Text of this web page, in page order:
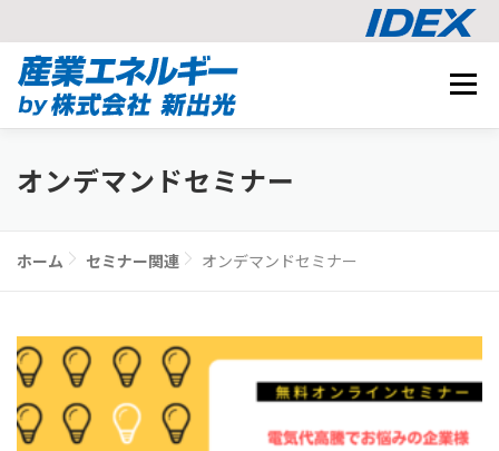
メニ
BUSINESS
導入事例
KNOWLEDGE
相談する
オンデマンドセミナー
ホーム セミナー関連 オンデマンドセミナー